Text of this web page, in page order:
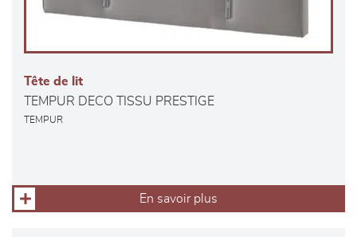
Tête de lit
TEMPUR DECO TISSU PRESTIGE
TEMPUR
En savoir plus